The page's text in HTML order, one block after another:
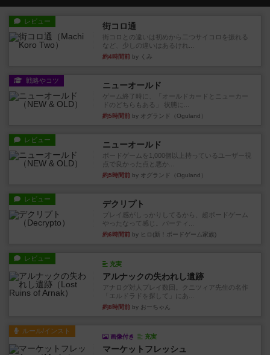
レビュー 街コロ通
街コロとの違いは初めから二つサイコロを振れる
など、少しの違いはあるけれ...
約4時間前 by くみ
戦略やコツ ニューオールド
ゲーム終了時に、「オールドカードとニューカー
ドのどちらもある」 状態に...
約5時間前 by オグランド（Oguland）
レビュー ニューオールド
ボードゲームを1,000個以上持っているユーザー視
点で良かった点と悪か...
約5時間前 by オグランド（Oguland）
レビュー デクリプト
プレイ感がしっかりしてるから、超ボードゲーム
やったなって感じ。パーティ...
約6時間前 by ヒロ(新！ボードゲーム家族)
レビュー
充実
アルナックの失われし遺跡
アナログ対人プレイ数回。クニツィア先生の名作
「エルドラドを探して」にあ...
約8時間前 by おーちゃん
ルール/インスト
画像付き 充実
マーケットフレッシュ